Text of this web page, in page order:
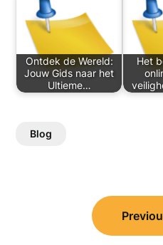
Ontdek de Wereld:
Jouw Gids naar het
Ultieme…
Het
Blog
navigation